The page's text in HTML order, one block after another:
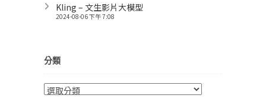
Kling – 文生影片大模型
2024-08-06 下午 7:08
分類
分